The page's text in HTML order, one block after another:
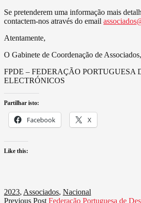
Se pretenderem uma informação mais
contactem-nos através do email
Atentamente,
O Gabinete de Coordenação de Associados,
FPDE – FEDERAÇÃO PORTUGUESA
ELECTRÓNICOS
Partilhar isto:
Facebook X
Like this:
2023, Associados, Nacional
Previous Post Previous
Federação Portuguesa de